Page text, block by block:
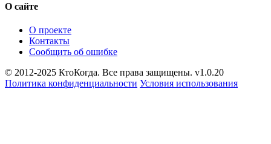
О сайте
О проекте
Контакты
Сообщить об ошибке
© 2012-2025 КтоКогда. Все права защищены. v1.0.20
Политика конфиденциальности Условия использования